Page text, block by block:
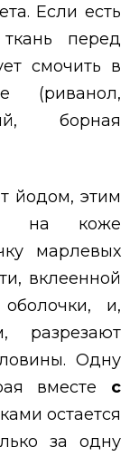
Если есть
перед
смочить в
(риванол,
борная
йодом, этим
на коже
марлевых
вклеенной
и,
разрезают
Одну
вместе с
остается
за одну